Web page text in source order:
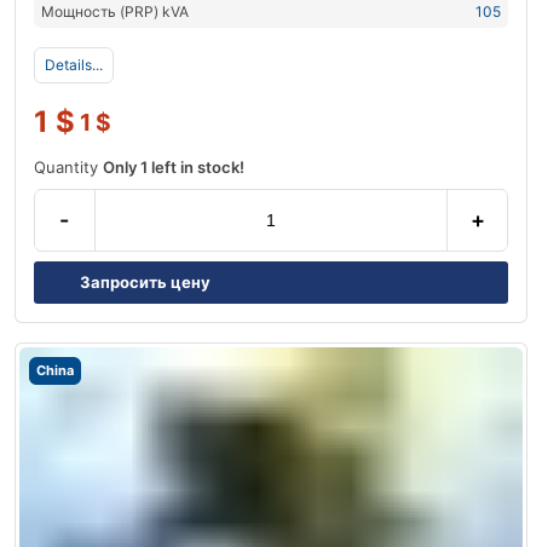
Мощность (PRP) kVA
105
Details...
1 $ 1 $
Quantity Only 1 left in stock!
- +
Запросить цену
China